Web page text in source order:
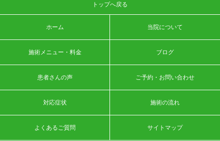
トップへ戻る
ホーム 当院について
施術メニュー・料金 ブログ
患者さんの声 ご予約・お問い合わせ
対応症状 施術の流れ
よくあるご質問 サイトマップ